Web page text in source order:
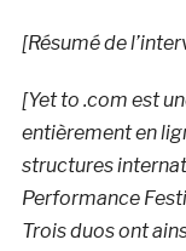
[Résumé de
[Yet to .com est
entièrement en
structures
Performance
Trois duos ont